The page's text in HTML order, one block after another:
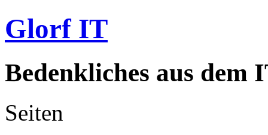
Glorf IT
Bedenkliches aus dem
Seiten